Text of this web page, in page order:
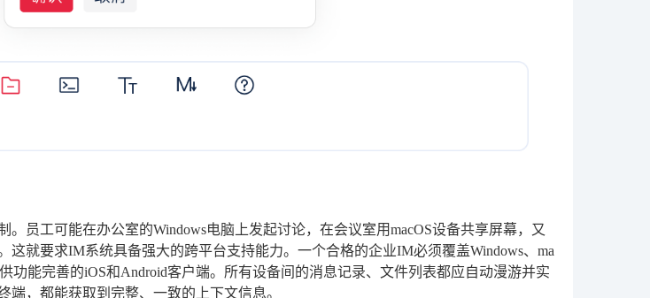
。员工可能在办公室的Windows电脑上发起讨论，在会议室用macOS设备共享屏幕，又
这就要求IM系统具备强大的跨平台支持能力。一个合格的企业IM必须覆盖Windows、ma
功能完善的iOS和Android客户端。所有设备间的消息记录、文件列表都应自动漫游并实
端，都能获取到完整、一致的上下文信息。